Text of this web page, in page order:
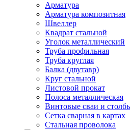
Арматура
Арматура композитная
Швеллер
Квадрат стальной
Уголок металлический
Труба профильная
Труба круглая
Балка (двутавр)
Круг стальной
Листовой прокат
Полоса металлическая
Винтовые сваи и
Сетка сварная в картах
Стальная проволока